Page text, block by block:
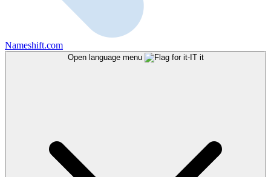
Nameshift.com
Open language menu it